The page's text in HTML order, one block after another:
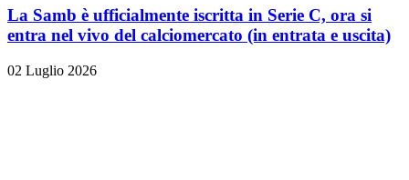
La Samb è ufficialmente iscritta in Serie C, ora si
entra nel vivo del calciomercato (in entrata e uscita)
02 Luglio 2026